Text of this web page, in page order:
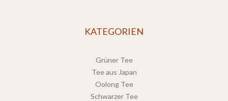
KATEGORIEN
Grüner Tee
Tee aus Japan
Oolong Tee
Schwarzer Tee